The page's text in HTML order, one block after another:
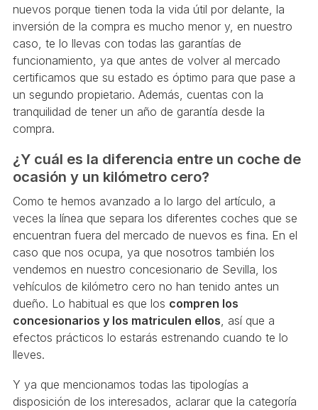
nuevos porque tienen toda la vida útil por delante, la
inversión de la compra es mucho menor y, en nuestro
caso, te lo llevas con todas las garantías de
funcionamiento, ya que antes de volver al mercado
certificamos que su estado es óptimo para que pase a
un segundo propietario. Además, cuentas con la
tranquilidad de tener un año de garantía desde la
compra.
¿Y cuál es la diferencia entre un coche de
ocasión y un kilómetro cero?
Como te hemos avanzado a lo largo del artículo, a
veces la línea que separa los diferentes coches que se
encuentran fuera del mercado de nuevos es fina. En el
caso que nos ocupa, ya que nosotros también los
vendemos en nuestro concesionario de Sevilla, los
vehículos de kilómetro cero no han tenido antes un
dueño. Lo habitual es que los compren los
concesionarios y los matriculen ellos, así que a
efectos prácticos lo estarás estrenando cuando te lo
lleves.
Y ya que mencionamos todas las tipologías a
disposición de los interesados, aclarar que la categoría